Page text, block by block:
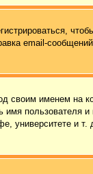
email-
своим именем на
университете и